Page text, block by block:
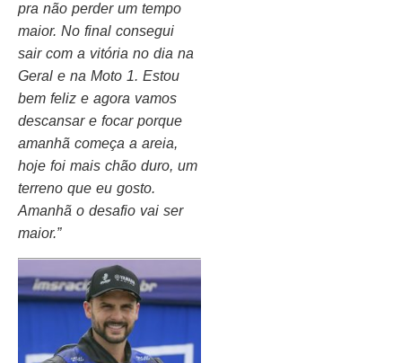
pra não perder um tempo
maior. No final consegui
sair com a vitória no dia na
Geral e na Moto 1. Estou
bem feliz e agora vamos
descansar e focar porque
amanhã começa a areia,
hoje foi mais chão duro, um
terreno que eu gosto.
Amanhã o desafio vai ser
maior.”